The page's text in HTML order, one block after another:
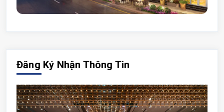
Đăng Ký Nhận Thông Tin